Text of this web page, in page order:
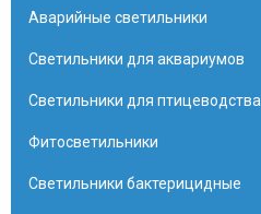
Аварийные светильники
Светильники для аквариумов
Светильники для птицеводства
Фитосветильники
Светильники бактерицидные